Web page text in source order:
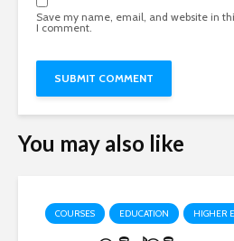
Save my name, email, and website in
I comment.
You may also like
COURSES EDUCATION HIGHER